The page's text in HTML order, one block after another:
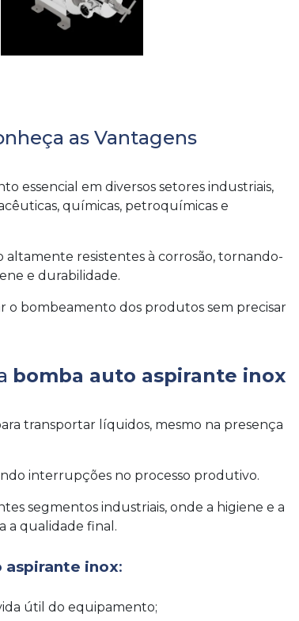
as Vantagens
essencial em diversos setores industriais,
químicas, petroquímicas e
altamente resistentes à corrosão, tornando-
e durabilidade.
o bombeamento dos produtos sem precisar
bomba auto aspirante inox
transportar líquidos, mesmo na presença
interrupções no processo produtivo.
segmentos industriais, onde a higiene e a
a qualidade final.
aspirante inox:
útil do equipamento;